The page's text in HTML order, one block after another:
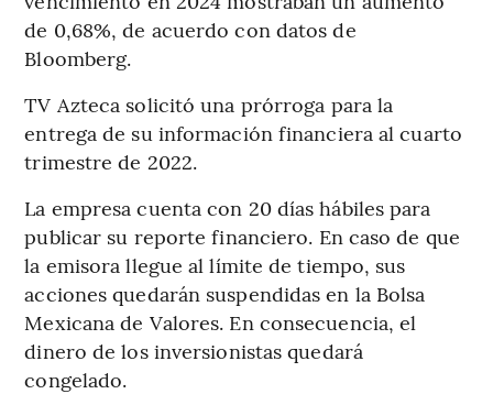
de 0,68%, de acuerdo con datos de
Bloomberg.
TV Azteca solicitó una prórroga para la
entrega de su información financiera al cuarto
trimestre de 2022.
La empresa cuenta con 20 días hábiles para
publicar su reporte financiero. En caso de que
la emisora llegue al límite de tiempo, sus
acciones quedarán suspendidas en la Bolsa
Mexicana de Valores. En consecuencia, el
dinero de los inversionistas quedará
congelado.